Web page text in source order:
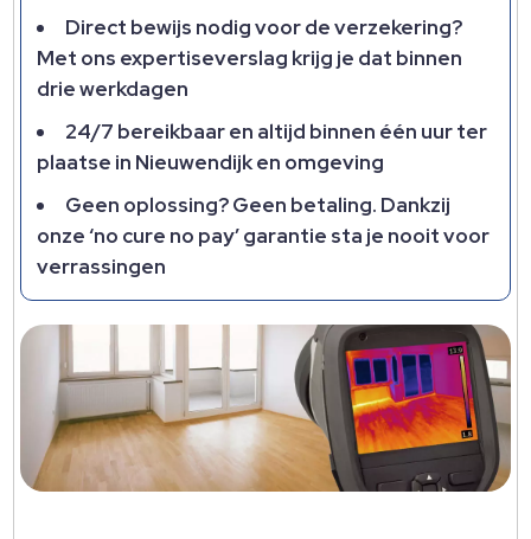
Direct bewijs nodig voor de verzekering?
Met ons expertiseverslag krijg je dat binnen
drie werkdagen
24/7 bereikbaar en altijd binnen één uur ter
plaatse in Nieuwendijk en omgeving
Geen oplossing? Geen betaling.​ Dankzij
onze ‘no cure no pay’ garantie sta je nooit voor
verrassingen